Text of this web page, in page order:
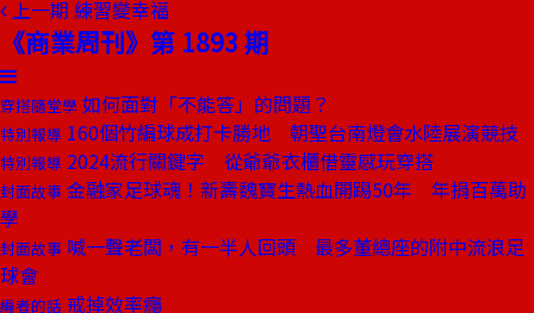
上一期 練習變幸福
《商業周刊》第 1893 期
穿搭隨堂學 如何面對「不能答」的問題？
特別報導 160個竹編球成打卡勝地 朝聖台南燈會水陸展演競技
特別報導 2024流行關鍵字 從爺爺衣櫃借靈感玩穿搭
封面故事 金融家足球魂！新壽魏寶生熱血開踢50年 年捐百萬助
學
封面故事 喊一聲老闆，有一半人回頭 最多董總座的附中流浪足
球會
編者的話 戒掉效率癮